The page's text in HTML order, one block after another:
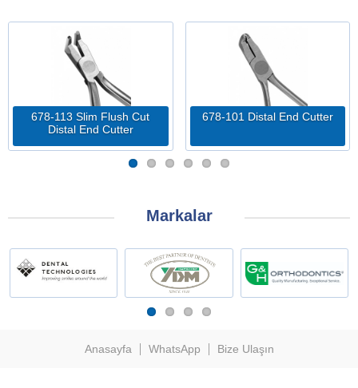
678-113 Slim Flush Cut
Distal End Cutter
678-101 Distal End Cutter
Markalar
Anasayfa WhatsApp Bize Ulaşın